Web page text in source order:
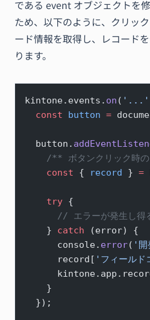
である event オブジェクトを
ため、以下のように、クリッ
ード情報を取得し、レコード
ります。
kintone.events. on ( '...'
  const
button =
  button.
/** ボタンクリック時
    const
{ record } =
    try
{
// エラーが発生し得
    }
catch (error) {
      console.
error( '開
      record[
'フィールド
    }
  });